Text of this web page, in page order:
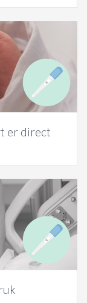
er direct